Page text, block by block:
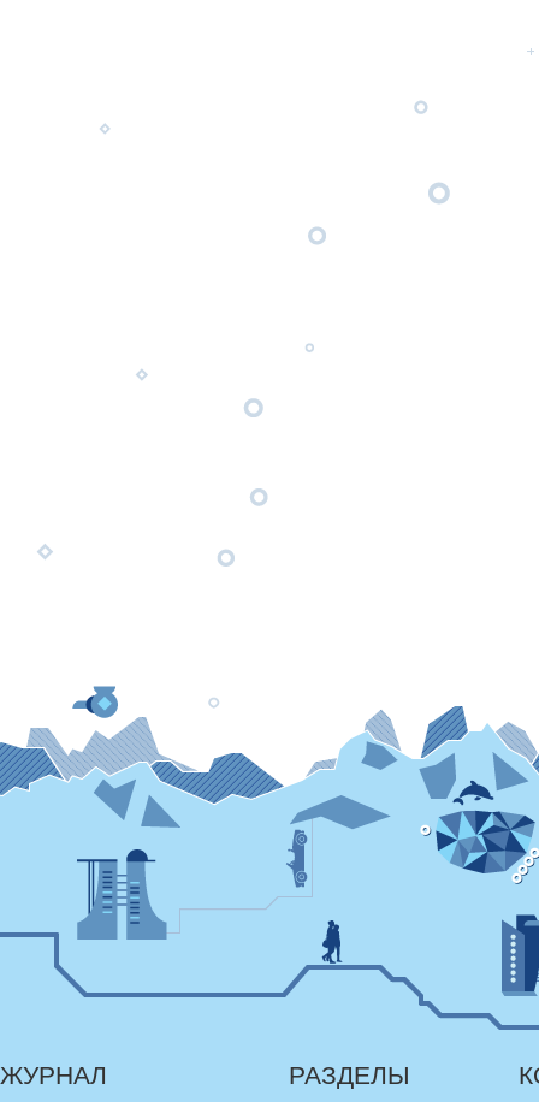
ЖУРНАЛ РАЗДЕЛЫ